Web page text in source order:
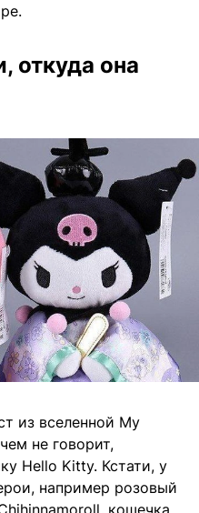
откуда она
из вселенной My
не говорит,
Hello Kitty. Кстати, у
например розовый